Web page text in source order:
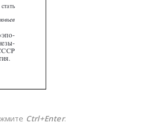
Ctrl+Enter.